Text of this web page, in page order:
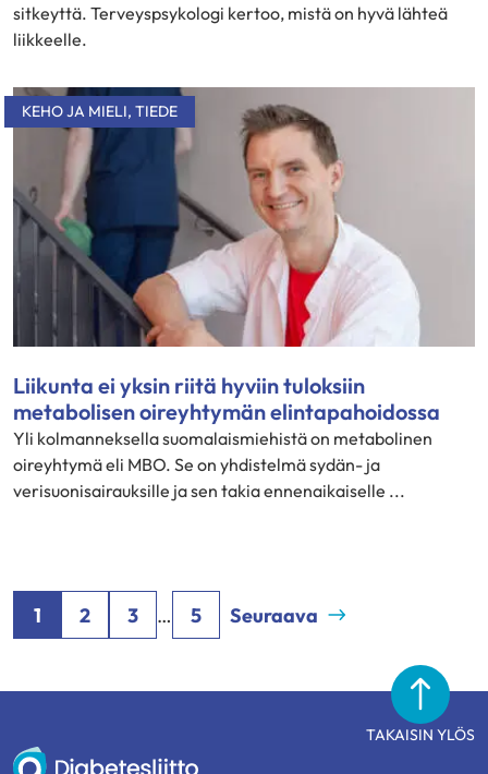
sitkeyttä. Terveyspsykologi kertoo, mistä on hyvä lähteä
liikkeelle.
KEHO JA MIELI, TIEDE
Liikunta ei yksin riitä hyviin tuloksiin
metabolisen oireyhtymän elintapahoidossa
Yli kolmanneksella suomalaismiehistä on metabolinen
oireyhtymä eli MBO. Se on yhdistelmä sydän- ja
verisuonisairauksille ja sen takia ennenaikaiselle ...
1 2 3 … 5 Seuraava
TAKAISIN YLÖS
Diabetesliitto